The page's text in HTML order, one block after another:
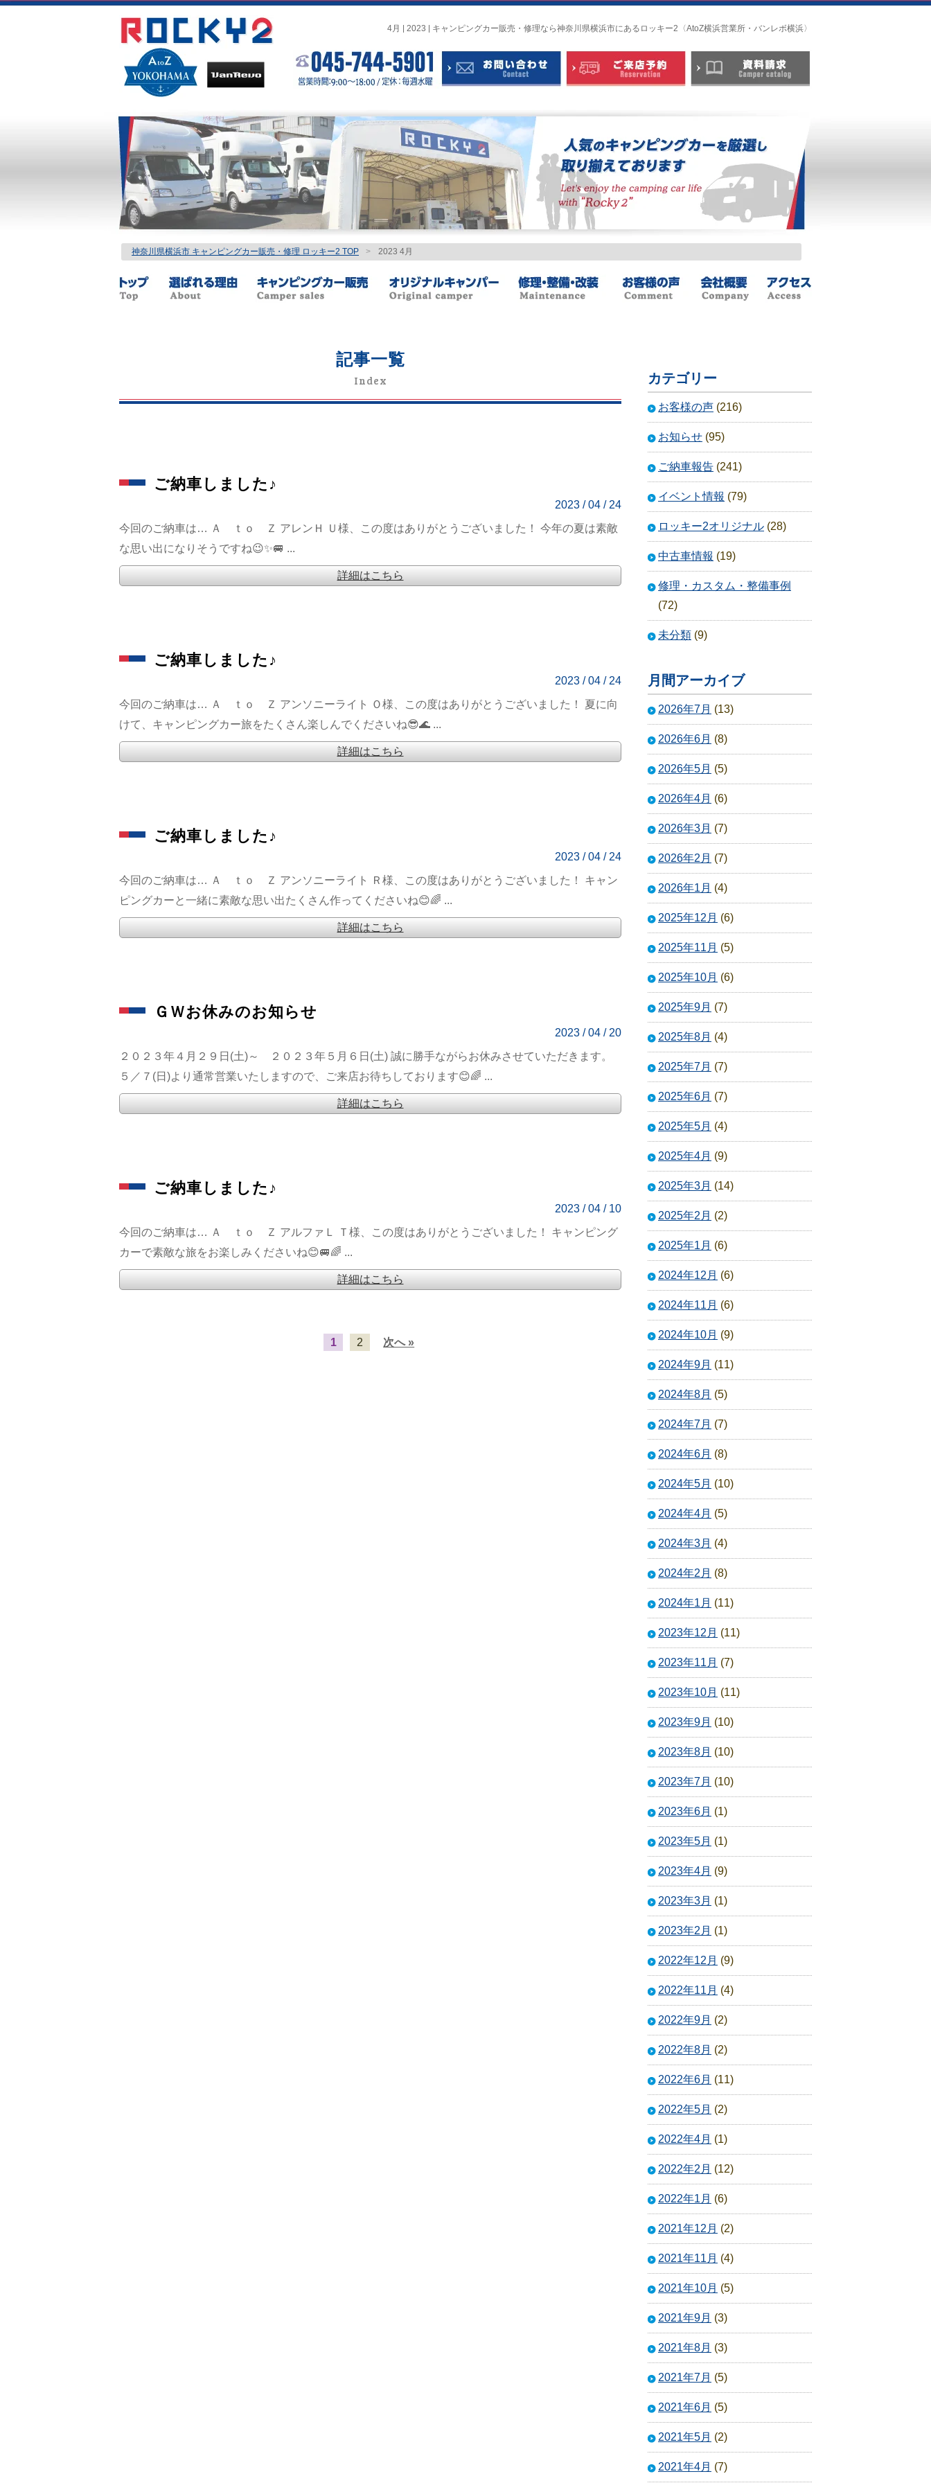
4月 | 2023 | キャンピングカー販売・修理なら神奈川県横浜市にあるロッキー2〈AtoZ横浜営業所・バンレボ横浜〉
神奈川県横浜市 キャンピングカー販売・修理 ロッキー2 TOP > 2023 4月
記事一覧
Index
ご納車しました♪
2023 / 04 / 24
今回のご納車は… Ａ ｔｏ Ｚ アレンＨ Ｕ様、この度はありがとうございました！ 今年の夏は素敵
な思い出になりそうですね😉✨🚐 ...
詳細はこちら
ご納車しました♪
2023 / 04 / 24
今回のご納車は… Ａ ｔｏ Ｚ アンソニーライト Ｏ様、この度はありがとうございました！ 夏に向
けて、キャンピングカー旅をたくさん楽しんでくださいね😎🌊 ...
詳細はこちら
ご納車しました♪
2023 / 04 / 24
今回のご納車は… Ａ ｔｏ Ｚ アンソニーライト Ｒ様、この度はありがとうございました！ キャン
ピングカーと一緒に素敵な思い出たくさん作ってくださいね😊🌈 ...
詳細はこちら
ＧＷお休みのお知らせ
2023 / 04 / 20
２０２３年４月２９日(土)～ ２０２３年５月６日(土) 誠に勝手ながらお休みさせていただきます。
５／７(日)より通常営業いたしますので、ご来店お待ちしております😊🌈 ...
詳細はこちら
ご納車しました♪
2023 / 04 / 10
今回のご納車は… Ａ ｔｏ Ｚ アルファＬ Ｔ様、この度はありがとうございました！ キャンピング
カーで素敵な旅をお楽しみくださいね😊🚐🌈 ...
詳細はこちら
1 2 次へ »
カテゴリー
お客様の声 (216)
お知らせ (95)
ご納車報告 (241)
イベント情報 (79)
ロッキー2オリジナル (28)
中古車情報 (19)
修理・カスタム・整備事例
(72)
未分類 (9)
月間アーカイブ
2026年7月 (13)
2026年6月 (8)
2026年5月 (5)
2026年4月 (6)
2026年3月 (7)
2026年2月 (7)
2026年1月 (4)
2025年12月 (6)
2025年11月 (5)
2025年10月 (6)
2025年9月 (7)
2025年8月 (4)
2025年7月 (7)
2025年6月 (7)
2025年5月 (4)
2025年4月 (9)
2025年3月 (14)
2025年2月 (2)
2025年1月 (6)
2024年12月 (6)
2024年11月 (6)
2024年10月 (9)
2024年9月 (11)
2024年8月 (5)
2024年7月 (7)
2024年6月 (8)
2024年5月 (10)
2024年4月 (5)
2024年3月 (4)
2024年2月 (8)
2024年1月 (11)
2023年12月 (11)
2023年11月 (7)
2023年10月 (11)
2023年9月 (10)
2023年8月 (10)
2023年7月 (10)
2023年6月 (1)
2023年5月 (1)
2023年4月 (9)
2023年3月 (1)
2023年2月 (1)
2022年12月 (9)
2022年11月 (4)
2022年9月 (2)
2022年8月 (2)
2022年6月 (11)
2022年5月 (2)
2022年4月 (1)
2022年2月 (12)
2022年1月 (6)
2021年12月 (2)
2021年11月 (4)
2021年10月 (5)
2021年9月 (3)
2021年8月 (3)
2021年7月 (5)
2021年6月 (5)
2021年5月 (2)
2021年4月 (7)